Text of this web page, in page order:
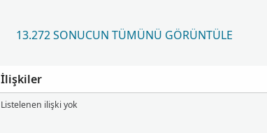
13.272 SONUCUN TÜMÜNÜ GÖRÜNTÜLE
İlişkiler
Listelenen ilişki yok